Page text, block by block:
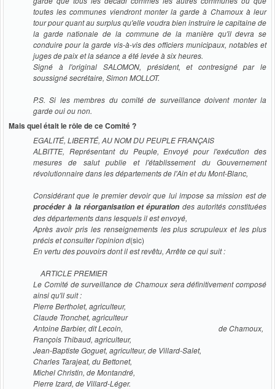
toutes les communes viendront monter la garde à Chamoux à leur
tour pour quant au surplus qu'elle voudra bien instruire le capitaine de
la garde nationale de la commune de la manière qu'il devra se
conduire pour la garde vis-à-vis des officiers municipaux, notables et
juges de paix et la séance a été levée à six heures.
Signé à l'original SALOMON, président, et contresigné par le
soussigné secrétaire, Simon MOLLOT.
P.S. Si les membres du comité de surveillance doivent monter la
garde oui ou non.
Mais quel était le rôle de ce Comité ?
EGALITÉ, LIBERTÉ, AU NOM DU PEUPLE FRANÇAIS
ALBITTE, Représentant du Peuple, Envoyé pour l'exécution des
mesures de salut publie et l'établissement du Gouvernement
révolutionnaire dans les départements de l'Ain et du Mont-Blanc,
Considérant que le premier devoir que lui impose sa mission est de
procéder à la réorganisation et épuration des autorités constituées
des départements dans lesquels il est envoyé,
Après avoir pris les renseignements les plus scrupuleux et les plus
précis et consulter l'opinion d(sic)
En vertu des pouvoirs dont il est revêtu, Arrête ce qui suit :
ARTICLE PREMIER
Le Comité de surveillance de Chamoux sera définitivement composé
ainsi qu'il suit :
Pierre Bertholet, agriculteur,
Claude Tronchet, agriculteur
Antoine Barbier, dit Lecoin, de Chamoux,
François Thibaud, agriculteur,
Jean-Baptiste Goguet, agriculteur, de Villard-Salet,
Charles Tarajeat, du Bettonet,
Michel Christin, de Montandré,
Pierre Izard, de Villard-Léger.